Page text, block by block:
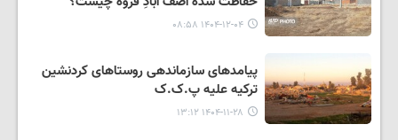
۱۴۰۴-۱۲-۰۴ ۰۸:۵۸
پیامدهای سازماندهی روستاهای کردنشین
ترکیه علیه پ‌.ک.‌ک
۱۴۰۴-۱۱-۲۸ ۱۳:۱۲